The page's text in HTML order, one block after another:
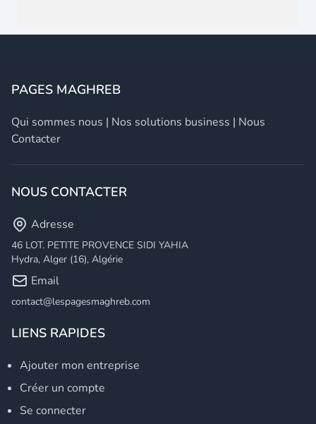
PAGES MAGHREB
Qui sommes nous | Nos solutions business | Nous
Contacter
NOUS CONTACTER
Adresse
46 LOT. PETITE PROVENCE SIDI YAHIA
Hydra, Alger (16), Algérie
Email
contact@lespagesmaghreb.com
LIENS RAPIDES
Ajouter mon entreprise
Créer un compte
Se connecter